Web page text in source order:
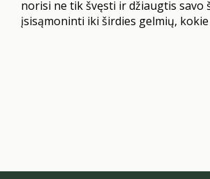
norisi ne tik švęsti ir džiaugtis savo
įsisąmoninti iki širdies gelmių,